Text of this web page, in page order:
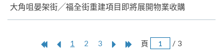
大角咀晏架街╱福全街重建項目即將展開物業收購
第
上
1 2 3
NextLast頁 / 3